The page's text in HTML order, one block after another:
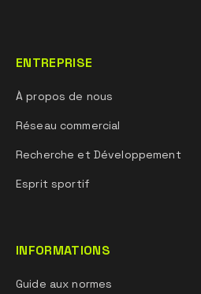
ENTREPRISE
À propos de nous
Réseau commercial
Recherche et Développement
Esprit sportif
INFORMATIONS
Guide aux normes